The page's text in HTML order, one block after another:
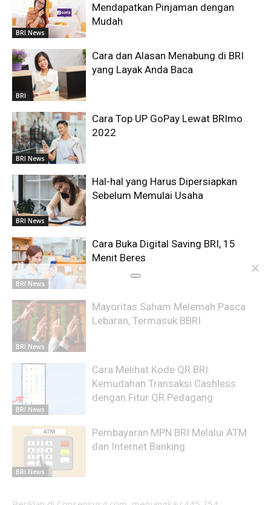
BRI News
Mendapatkan Pinjaman dengan
Mudah
BRI
Cara dan Alasan Menabung di BRI
yang Layak Anda Baca
BRI News
Cara Top UP GoPay Lewat BRImo
2022
BRI News
Hal-hal yang Harus Dipersiapkan
Sebelum Memulai Usaha
BRI News
Cara Buka Digital Saving BRI, 15
Menit Beres
BRI News
Mayoritas Saham Melemah Pasca
Lebaran, Termasuk BBRI
BRI News
Cara Melihat Kode QR BRI:
Kemudahan Transaksi Cashless
dengan Fitur QR Pedagang
BRI News
Pembayaran MPN BRI Melalui ATM
dan Internet Banking